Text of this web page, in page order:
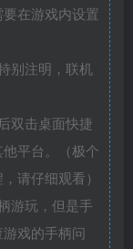
在游戏内设置
别注明，联机
双击桌面快捷
平台。（极个
请仔细观看）
游玩，但是手
戏的手柄问